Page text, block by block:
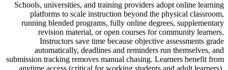
Schools, universities, and training providers adopt online learning
platforms to scale instruction beyond the physical classroom,
running blended programs, fully online degrees, supplementary
revision material, or open courses for community learners.
Instructors save time because objective assessments grade
automatically, deadlines and reminders run themselves, and
submission tracking removes manual chasing. Learners benefit from